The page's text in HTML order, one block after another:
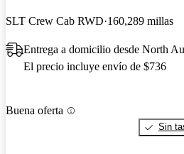
SLT Crew Cab RWD 160,289 millas
Entrega a domicilio desde North
El precio incluye envío de $736
Buena oferta
Sin